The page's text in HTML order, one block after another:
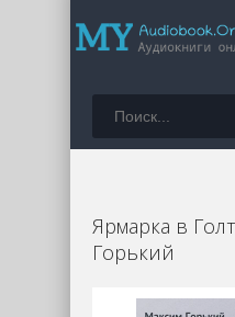
Ярмарка в
Горький